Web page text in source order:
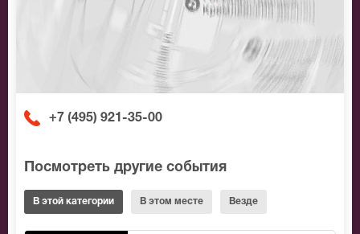
+7 (495) 921-35-00
Посмотреть другие события
В этой категории В этом месте Везде